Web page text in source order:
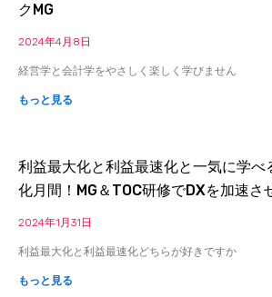
クMG
2024年4月8日
経営学と会計学をやさしく楽しく学びません
もっと見る
利益最大化と利益最速化と一気に学べ
化月間！MG＆TOC研修でDXを加速さ
2024年1月31日
利益最大化と利益最速化どちらが好きですか
もっと見る